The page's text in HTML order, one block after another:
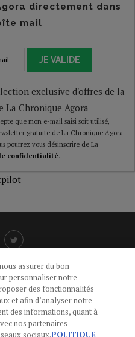
directement dans
mail
JE VALIDE
exclusive d'offres de la
La Chronique Agora
que mon e-mail saisi soit utilisé,
gratuite de La Chronique Agora
pourrez vous désinscrire de La
confidentialité.
-POLITIQUE DES COOKIES
-AIDE
assurer du bon
personnaliser notre
des fonctionnalités
et afin d’analyser notre
des informations, quant à
nos partenaires
sociaux.POLITIQUE